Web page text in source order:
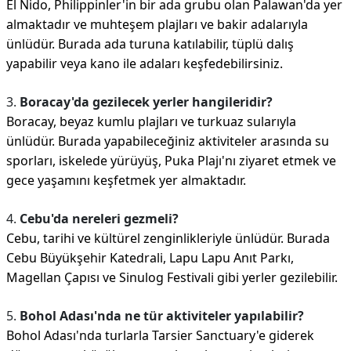
El Nido, Philippinler'in bir ada grubu olan Palawan'da yer
almaktadır ve muhteşem plajları ve bakir adalarıyla
ünlüdür. Burada ada turuna katılabilir, tüplü dalış
yapabilir veya kano ile adaları keşfedebilirsiniz.
3. Boracay'da gezilecek yerler hangileridir?
Boracay, beyaz kumlu plajları ve turkuaz sularıyla
ünlüdür. Burada yapabileceğiniz aktiviteler arasında su
sporları, iskelede yürüyüş, Puka Plajı'nı ziyaret etmek ve
gece yaşamını keşfetmek yer almaktadır.
4. Cebu'da nereleri gezmeli?
Cebu, tarihi ve kültürel zenginlikleriyle ünlüdür. Burada
Cebu Büyükşehir Katedrali, Lapu Lapu Anıt Parkı,
Magellan Çapısı ve Sinulog Festivali gibi yerler gezilebilir.
5. Bohol Adası'nda ne tür aktiviteler yapılabilir?
Bohol Adası'nda turlarla Tarsier Sanctuary'e giderek